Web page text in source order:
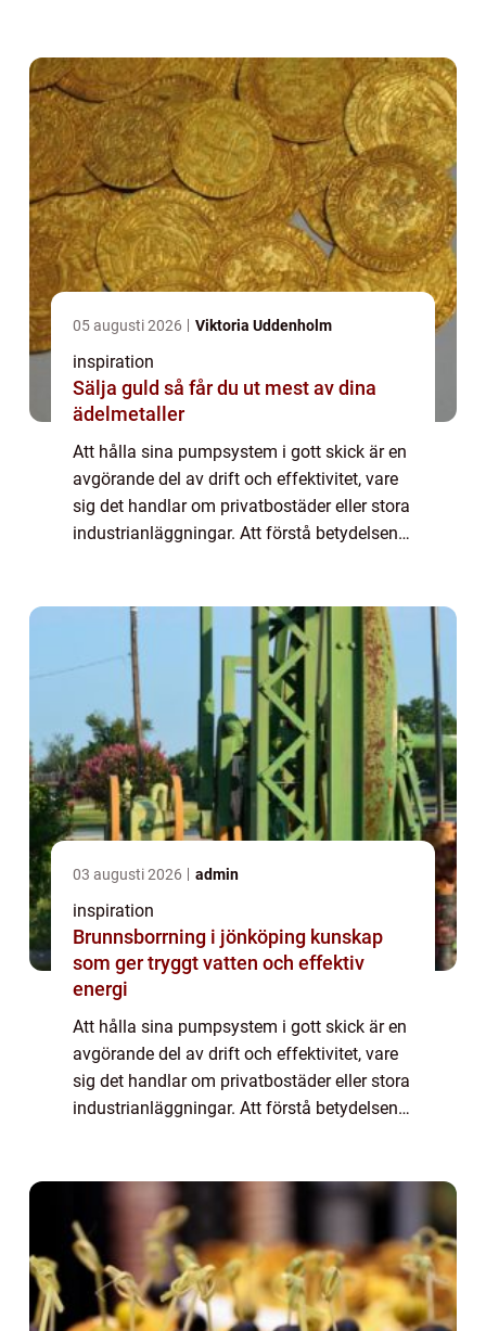
05 augusti 2026 Viktoria Uddenholm
inspiration
Sälja guld så får du ut mest av dina
ädelmetaller
Att hålla sina pumpsystem i gott skick är en
avgörande del av drift och effektivitet, vare
sig det handlar om privatbostäder eller stora
industrianläggningar. Att förstå betydelsen
03 augusti 2026 admin
inspiration
Brunnsborrning i jönköping kunskap
som ger tryggt vatten och effektiv
energi
Att hålla sina pumpsystem i gott skick är en
avgörande del av drift och effektivitet, vare
sig det handlar om privatbostäder eller stora
industrianläggningar. Att förstå betydelsen